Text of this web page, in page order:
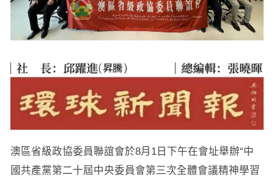
澳區省級政協委員聯誼會於8月1日下午在會址舉辦“中
國共產黨第二十屆中央委員會第三次全體會議精神學習